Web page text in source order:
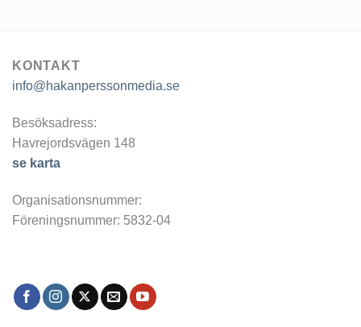
KONTAKT
info@hakanperssonmedia.se
Besöksadress:
Havrejordsvägen 148
se karta
Organisationsnummer:
Föreningsnummer: 5832-04